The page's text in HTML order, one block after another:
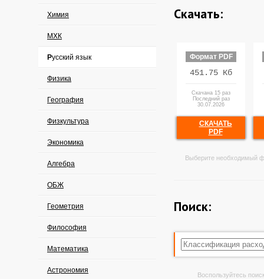
Химия
МХК
Русский язык
Физика
География
Физкультура
Экономика
Алгебра
ОБЖ
Геометрия
Философия
Математика
Астрономия
Скачать:
Формат PDF
451.75 Кб
Скачана 15 раз
Последний раз
30.07.2026
СКАЧАТЬ
PDF
Выберите необходимый
Поиск:
Воспользуйтесь